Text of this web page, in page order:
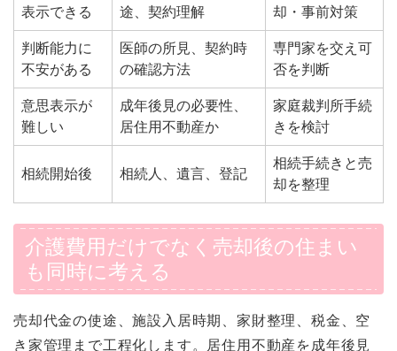
表示できる
途、契約理解
却・事前対策
判断能力に
不安がある
医師の所見、契約時
の確認方法
専門家を交え可
否を判断
意思表示が
難しい
成年後見の必要性、
居住用不動産か
家庭裁判所手続
きを検討
相続開始後 相続人、遺言、登記
相続手続きと売
却を整理
介護費用だけでなく売却後の住まい
も同時に考える
売却代金の使途、施設入居時期、家財整理、税金、空
き家管理まで工程化します。居住用不動産を成年後見